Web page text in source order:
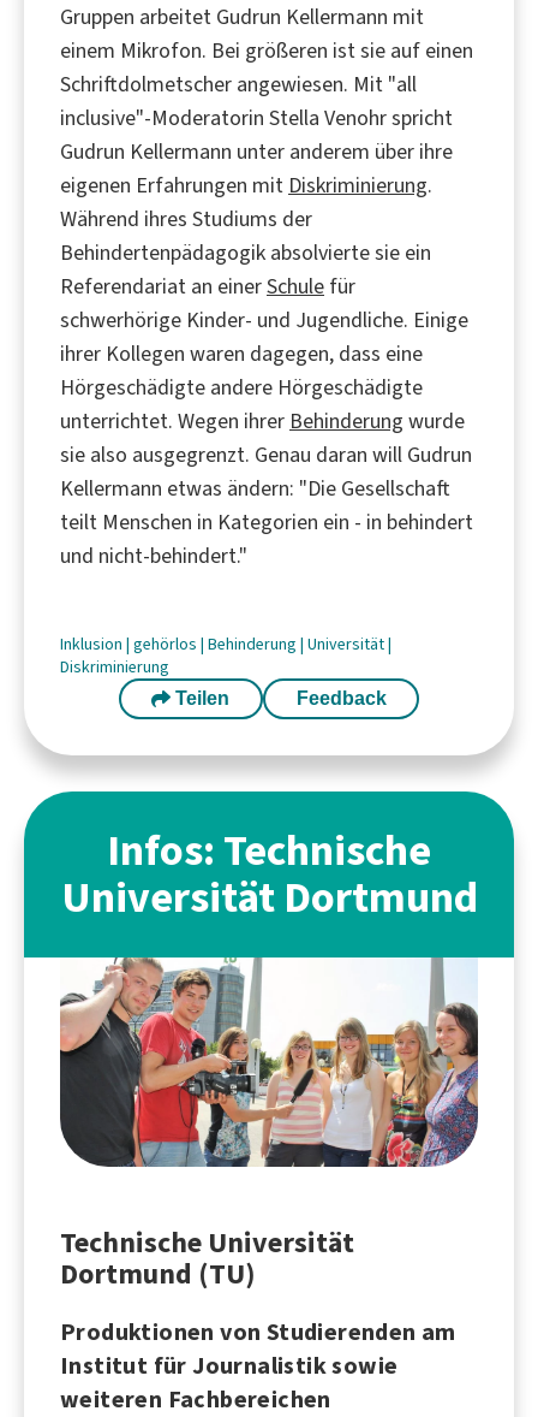
Gruppen arbeitet Gudrun Kellermann mit
einem Mikrofon. Bei größeren ist sie auf einen
Schriftdolmetscher angewiesen. Mit "all
inclusive"-Moderatorin Stella Venohr spricht
Gudrun Kellermann unter anderem über ihre
eigenen Erfahrungen mit Diskriminierung.
Während ihres Studiums der
Behindertenpädagogik absolvierte sie ein
Referendariat an einerSchule für
schwerhörige Kinder- und Jugendliche. Einige
ihrer Kollegen waren dagegen, dass eine
Hörgeschädigte andere Hörgeschädigte
unterrichtet. Wegen ihrer Behinderung wurde
sie also ausgegrenzt. Genau daran will Gudrun
Kellermann etwas ändern: "Die Gesellschaft
teilt Menschen in Kategorien ein - in behindert
und nicht-behindert."
Inklusion | gehörlos | Behinderung | Universität|
Diskriminierung
Teilen Feedback
Infos: Technische
Universität Dortmund
Technische Universität
Dortmund (TU)
Produktionen von Studierenden am
Institut für Journalistik sowie
weiteren Fachbereichen